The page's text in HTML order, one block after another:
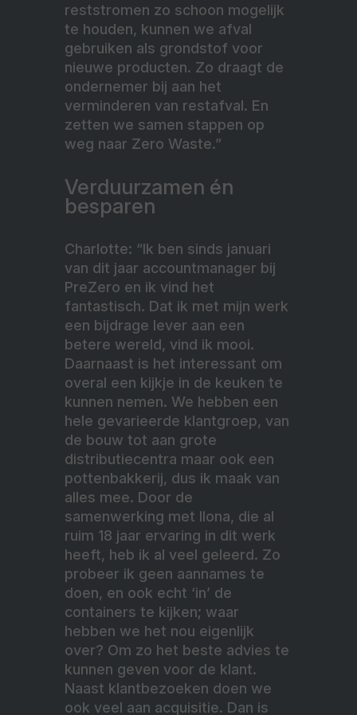
reststromen zo schoon mogelijk
te houden, kunnen we afval
gebruiken als grondstof voor
nieuwe producten. Zo draagt de
ondernemer bij aan het
verminderen van restafval. En
zetten we samen stappen op
weg naar Zero Waste.”
Verduurzamen én
besparen
Charlotte: “Ik ben sinds januari
van dit jaar accountmanager bij
PreZero en ik vind het
fantastisch. Dat ik met mijn werk
een bijdrage lever aan een
betere wereld, vind ik mooi.
Daarnaast is het interessant om
overal een kijkje in de keuken te
kunnen nemen. We hebben een
hele gevarieerde klantgroep, van
de bouw tot aan grote
distributiecentra maar ook een
pottenbakkerij, dus ik maak van
alles mee. Door de
samenwerking met Ilona, die al
ruim 18 jaar ervaring in dit werk
heeft, heb ik al veel geleerd. Zo
probeer ik geen aannames te
doen, en ook echt ‘in’ de
containers te kijken; waar
hebben we het nou eigenlijk
over? Om zo het beste advies te
kunnen geven voor de klant.
Naast klantbezoeken doen we
ook veel aan acquisitie. Dan is